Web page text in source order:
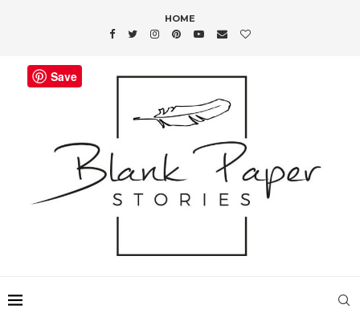
HOME
Save